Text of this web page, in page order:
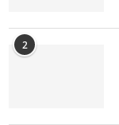
2